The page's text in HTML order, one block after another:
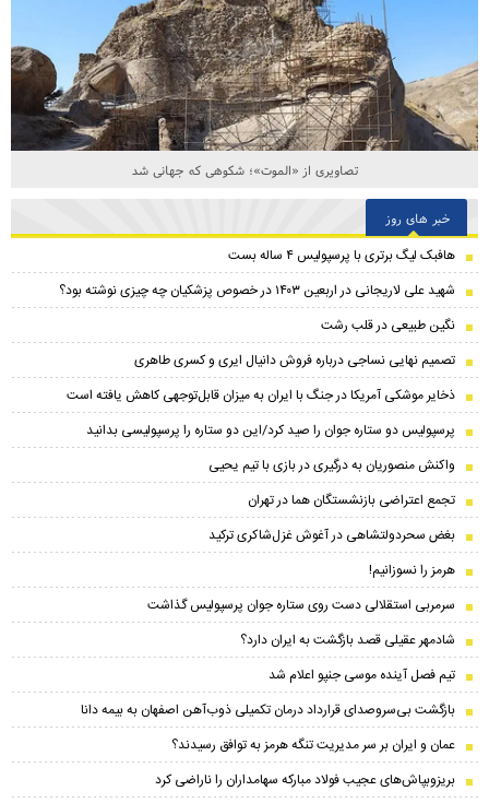
تصاویری از «الموت»؛ شکوهی که جهانی شد
خبر های روز
هافبک لیگ برتری با پرسپولیس ۴ ساله بست
شهید علی لاریجانی در اربعین ۱۴۰۳ در خصوص پزشکیان چه چیزی نوشته بود؟
نگین طبیعی در قلب رشت
تصمیم نهایی نساجی درباره فروش دانیال ایری و کسری طاهری
ذخایر موشکی آمریکا در جنگ با ایران به میزان قابل‌توجهی کاهش یافته است
پرسپولیس دو ستاره جوان را صید کرد/این دو ستاره را پرسپولیسی بدانید
واکنش منصوریان به درگیری در بازی با تیم یحیی
تجمع اعتراضی بازنشستگان هما در تهران
بغض سحر‌دولتشاهی در آغوش غزل‌شاکری ترکید
هرمز را نسوزانیم!
سرمربی استقلالی دست روی ستاره جوان پرسپولیس گذاشت
شادمهر عقیلی قصد بازگشت به ایران دارد؟
تیم فصل آینده موسی جنپو اعلام شد
بازگشت بی‌سروصدای قرارداد درمان تکمیلی ذوب‌آهن اصفهان به بیمه دانا
عمان و ایران بر سر مدیریت تنگه هرمز به توافق رسیدند؟
بریزوبپاش‌های عجیب فولاد مبارکه سهامداران را ناراضی کرد